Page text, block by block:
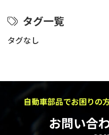
タグ一覧
タグなし
自動車部品でお困りの
お問い合